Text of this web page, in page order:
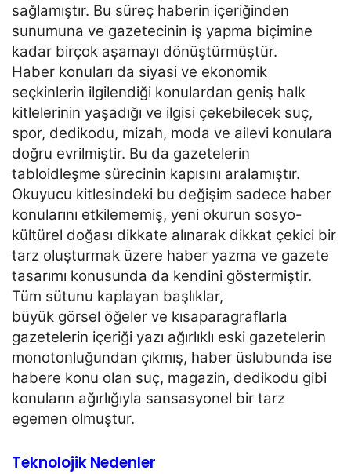
sağlamıştır. Bu süreç haberin içeriğinden
sunumuna ve gazetecinin iş yapma biçimine
kadar birçok aşamayı dönüştürmüştür.
Haber konuları da siyasi ve ekonomik
seçkinlerin ilgilendiği konulardan geniş halk
kitlelerinin yaşadığı ve ilgisi çekebilecek suç,
spor, dedikodu, mizah, moda ve ailevi konulara
doğru evrilmiştir. Bu da gazetelerin
tabloidleşme sürecinin kapısını aralamıştır.
Okuyucu kitlesindeki bu değişim sadece haber
konularını etkilememiş, yeni okurun sosyo-
kültürel doğası dikkate alınarak dikkat çekici bir
tarz oluşturmak üzere haber yazma ve gazete
tasarımı konusunda da kendini göstermiştir.
Tüm sütunu kaplayan başlıklar,
büyük görsel öğeler ve kısaparagraflarla
gazetelerin içeriği yazı ağırlıklı eski gazetelerin
monotonluğundan çıkmış, haber üslubunda ise
habere konu olan suç, magazin, dedikodu gibi
konuların ağırlığıyla sansasyonel bir tarz
egemen olmuştur.
Teknolojik Nedenler